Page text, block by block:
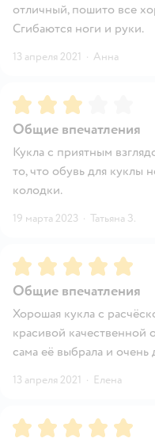
отличный, пошито все
Сгибаются ноги и руки.
13 апреля 2021 · Анна
Рейтинг:3
Общие впечатления
Кукла с приятным
то, что обувь для куклы
колодки.
19 марта 2023 · Татьяна З.
Рейтинг:5
Общие впечатления
Хорошая кукла с
красивой
сама её выбрала и очень
13 апреля 2021 · Елена
Рейтинг:5